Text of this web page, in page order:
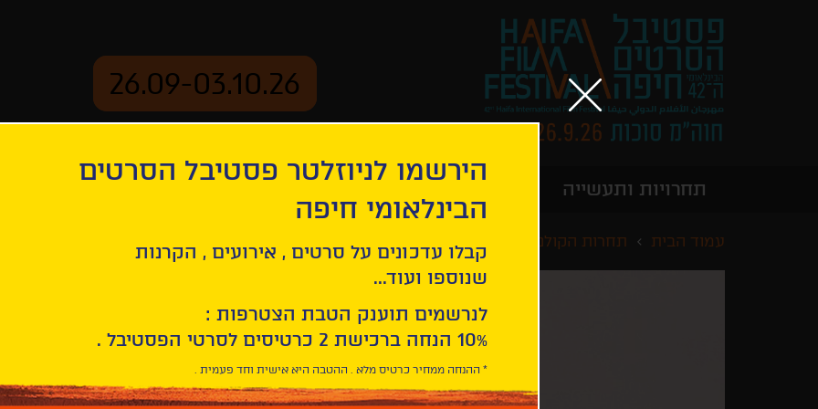
26.09-03.10.26
תחרויות ותעשייה
עמוד הבית תחרות הקולנוע הישראלי על כלבים ואנשים
הירשמו לניוזלטר פסטיבל הסרטים
הבינלאומי חיפה
קבלו עדכונים על סרטים , אירועים , הקרנות
שנוספו ועוד...
לנרשמים תוענק הטבת הצטרפות :
10% הנחה ברכישת 2 כרטיסים לסרטי הפסטיבל .
* ההנחה ממחיר כרטיס מלא . ההטבה היא אישית וחד פעמית .